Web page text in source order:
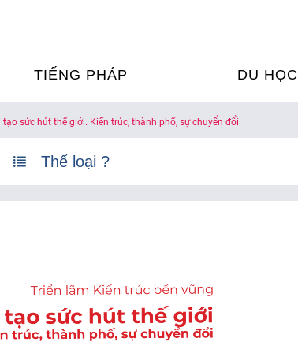
TIẾNG PHÁP
TIẾNG PHÁP
TIẾNG PHÁP
TÁC TIẾNG PHÁP
DU HỌC
DU HỌC
FRANCE
tạo sức hút thế giới. Kiến trúc, thành phố, sự chuyển đổi